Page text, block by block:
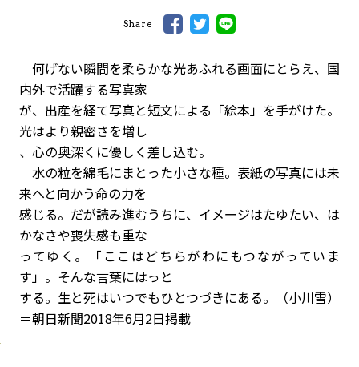
Share
何げない瞬間を柔らかな光あふれる画面にとらえ、国
内外で活躍する写真家
が、出産を経て写真と短文による「絵本」を手がけた。
光はより親密さを増し
、心の奥深くに優しく差し込む。
水の粒を綿毛にまとった小さな種。表紙の写真には未
来へと向かう命の力を
感じる。だが読み進むうちに、イメージはたゆたい、は
かなさや喪失感も重な
ってゆく。「ここはどちらがわにもつながっていま
す」。そんな言葉にはっと
する。生と死はいつでもひとつづきにある。（小川雪）
＝朝日新聞2018年6月2日掲載